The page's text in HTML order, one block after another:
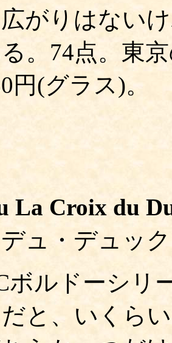
がりはない
。74点。東
円(グラス)。
La Croix du
ュ・デュッ
ボルドーシリ
と、いくら